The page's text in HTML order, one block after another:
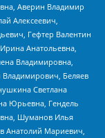
Аверин Владимир
Алексеевич,
Гефтер Валентин
Анатольевна,
Владимировна,
Беляев
Светлана
Юрьевна, Гендель
Шуманов Илья
Анатолий Мариевич,